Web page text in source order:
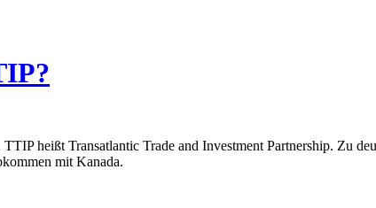
heißt Transatlantic Trade and Investment Partnership. Zu
mit Kanada.